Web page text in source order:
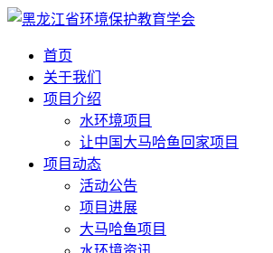
首页
关于我们
项目介绍
水环境项目
让中国大马哈鱼回家项目
项目动态
活动公告
项目进展
大马哈鱼项目